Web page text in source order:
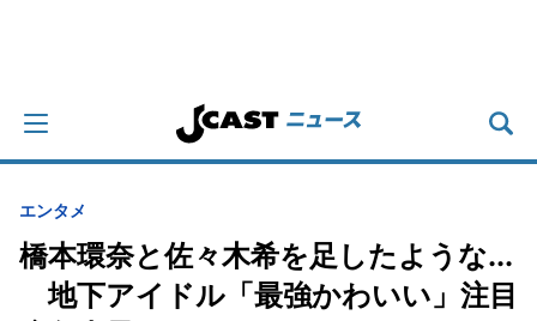
エンタメ
橋本環奈と佐々木希を足したような...
地下アイドル「最強かわいい」注目